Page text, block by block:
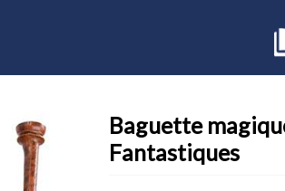
Baguette
Fantastiques